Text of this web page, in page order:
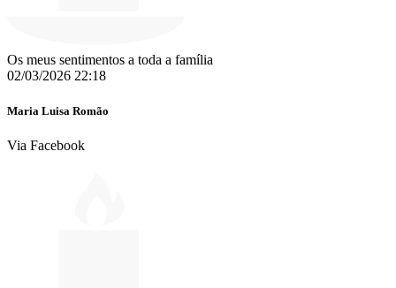
Os meus sentimentos a toda a família
02/03/2026 22:18
Maria Luisa Romão
Via Facebook